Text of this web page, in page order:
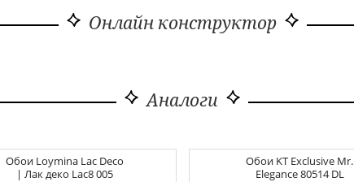
Онлайн конструктор
Аналоги
Обои Loymina Lac Deco
| Лак деко Lac8 005
Обои KT Exclusive Mr.
Elegance80514 DL